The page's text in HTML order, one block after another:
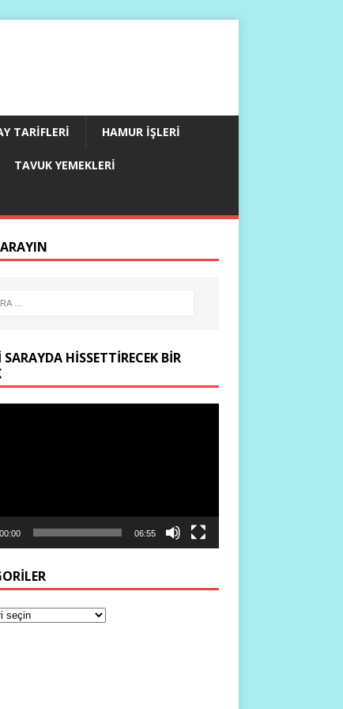
TARIFLERI HAMUR İŞLERI
TAVUK YEMEKLERI
HISSETTIRECEK BIR
00:00 06:55